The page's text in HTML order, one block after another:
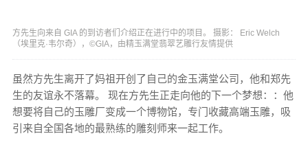
方先生向来自 GIA 的到访者们介绍正在进行中的项目。 摄影： Eric Welch
（埃里克·韦尔奇），©GIA，由精玉满堂翡翠艺雕行友情提供
虽然方先生离开了妈祖开创了自己的金玉满堂公司，他和郑先
生的友谊永不落幕。 现在方先生正走向他的下一个梦想：：他
想要将自己的玉雕厂变成一个博物馆，专门收藏高端玉雕，吸
引来自全国各地的最熟练的雕刻师来一起工作。